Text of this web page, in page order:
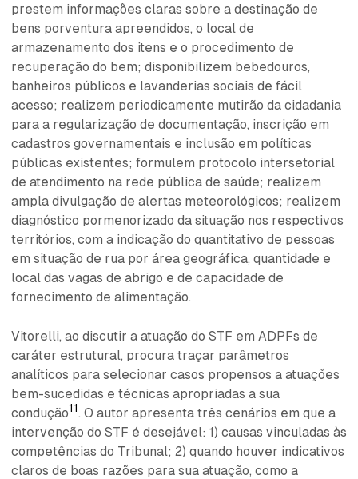
prestem informações claras sobre a destinação de
bens porventura apreendidos, o local de
armazenamento dos itens e o procedimento de
recuperação do bem; disponibilizem bebedouros,
banheiros públicos e lavanderias sociais de fácil
acesso; realizem periodicamente mutirão da cidadania
para a regularização de documentação, inscrição em
cadastros governamentais e inclusão em políticas
públicas existentes; formulem protocolo intersetorial
de atendimento na rede pública de saúde; realizem
ampla divulgação de alertas meteorológicos; realizem
diagnóstico pormenorizado da situação nos respectivos
territórios, com a indicação do quantitativo de pessoas
em situação de rua por área geográfica, quantidade e
local das vagas de abrigo e de capacidade de
fornecimento de alimentação.
Vitorelli, ao discutir a atuação do STF em ADPFs de
caráter estrutural, procura traçar parâmetros
analíticos para selecionar casos propensos a atuações
bem-sucedidas e técnicas apropriadas a sua
condução11. O autor apresenta três cenários em que a
intervenção do STF é desejável: 1) causas vinculadas às
competências do Tribunal; 2) quando houver indicativos
claros de boas razões para sua atuação, como a